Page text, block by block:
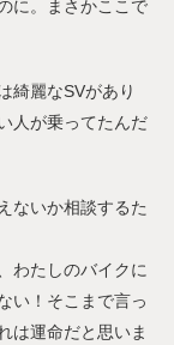
に。まさかここで
綺麗なSVがあり
人が乗ってたんだ
ないか相談するた
わたしのバイクに
い！そこまで言っ
は運命だと思いま